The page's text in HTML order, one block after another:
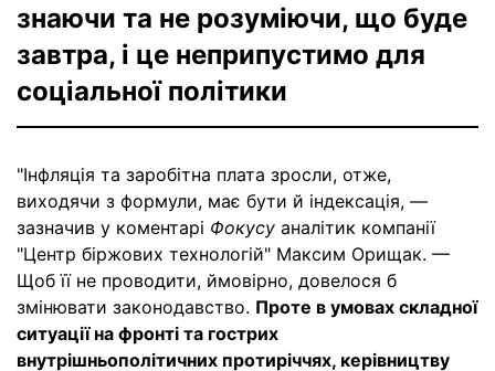
знаючи та не розуміючи, що буде
завтра, і це неприпустимо для
соціальної політики
"Інфляція та заробітна плата зросли, отже,
виходячи з формули, має бути й індексація, —
зазначив у коментарі Фокусу аналітик компанії
"Центр біржових технологій" Максим Орищак. —
Щоб її не проводити, ймовірно, довелося б
змінювати законодавство. Проте в умовах складної
ситуації на фронті та гострих
внутрішньополітичних протиріччях, керівництву